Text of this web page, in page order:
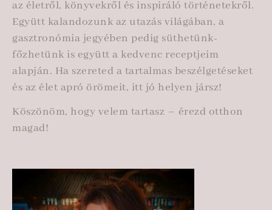
az életről, könyvekről és inspiráló történetekről.
Együtt kalandozunk az utazás világában, a
gasztronómia jegyében pedig süthetünk-
főzhetünk is együtt a kedvenc receptjeim
alapján. Ha szereted a tartalmas beszélgetéseket
és az élet apró örömeit, itt jó helyen jársz!
Köszönöm, hogy velem tartasz – érezd otthon
magad!